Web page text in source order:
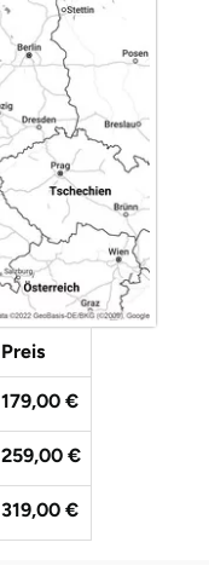
Preis
179,00 €
259,00 €
319,00 €